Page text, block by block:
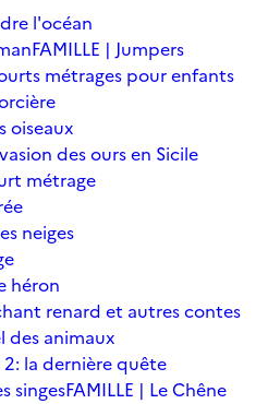
l'océan
FAMILLE | Jumpers
métrages pour enfants
oiseaux
des ours en Sicile
métrage
neiges
héron
renard et autres contes
des animaux
2: la dernière quête
singesFAMILLE | Le Chêne